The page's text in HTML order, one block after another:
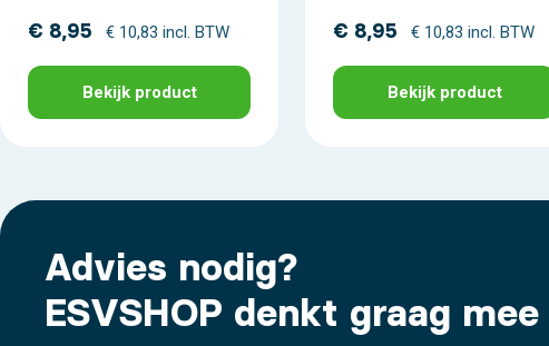
€ 8,95 € 10,83 incl. BTW
Bekijk product
€ 8,95 € 10,83 incl. BTW
Bekijk product
Advies nodig?
ESVSHOP denkt graag mee